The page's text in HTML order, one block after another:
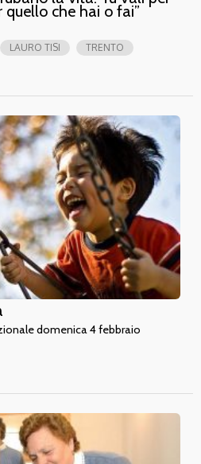
quello che hai o fai”
LAURO TISI
TRENTO
domenica 4 febbraio